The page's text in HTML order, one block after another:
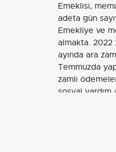
Emeklisi,
adeta gün
Emekliye ve
almakta. 2022
ayında ara
Temmuzda
zamlı
sosyal yardım